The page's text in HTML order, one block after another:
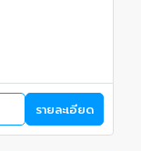
รายละเอียด